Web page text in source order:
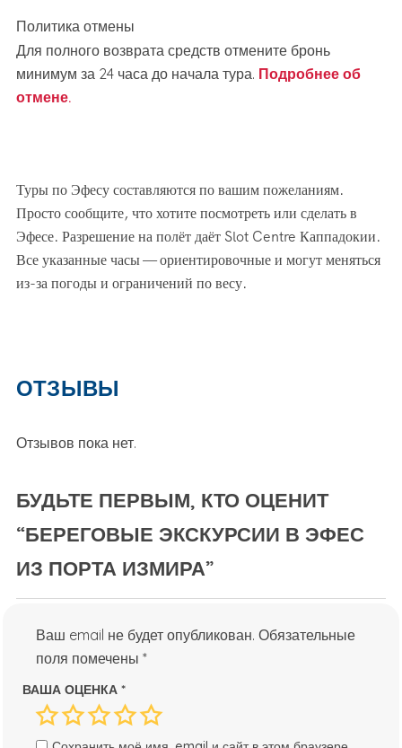
Политика отмены
Для полного возврата средств отмените бронь
минимум за 24 часа до начала тура. Подробнее об
отмене.
Туры по Эфесу составляются по вашим пожеланиям.
Просто сообщите, что хотите посмотреть или сделать в
Эфесе. Разрешение на полёт даёт Slot Centre Каппадокии.
Все указанные часы — ориентировочные и могут меняться
из-за погоды и ограничений по весу.
ОТЗЫВЫ
Отзывов пока нет.
БУДЬТЕ ПЕРВЫМ, КТО ОЦЕНИТ
“БЕРЕГОВЫЕ ЭКСКУРСИИ В ЭФЕС
ИЗ ПОРТА ИЗМИРА”
Ваш email не будет опубликован. Обязательные
поля помечены *
ВАША ОЦЕНКА *